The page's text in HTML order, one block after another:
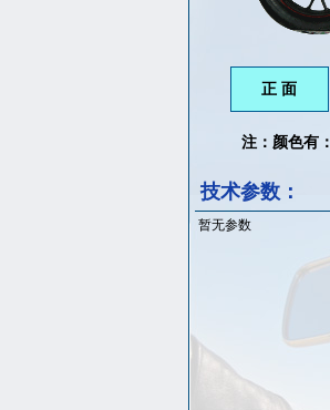
正 面
注：颜色有：
技术参数：
暂无参数